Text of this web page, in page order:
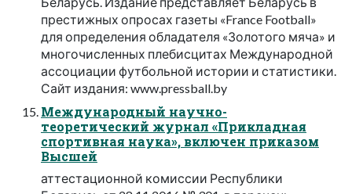
престижных опросах газеты «France Football»
для определения обладателя «Золотого мяча» и
многочисленных плебисцитах Международной
ассоциации футбольной истории и статистики.
Сайт издания: www.pressball.by
Международный научно-
теоретический журнал «Прикладная
спортивная наука», включен приказом
Высшей
аттестационной комиссии Республики